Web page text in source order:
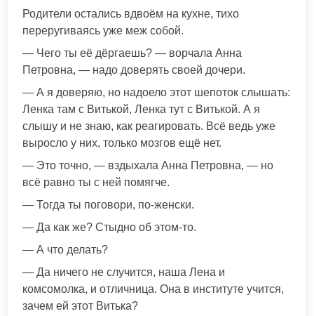
Родители остались вдвоём на кухне, тихо
переругиваясь уже меж собой.
— Чего ты её дёргаешь? — ворчала Анна
Петровна, — надо доверять своей дочери.
— А я доверяю, но надоело этот шепоток слышать:
Ленка там с Витькой, Ленка тут с Витькой. А я
слышу и не знаю, как реагировать. Всё ведь уже
выросло у них, только мозгов ещё нет.
— Это точно, — вздыхала Анна Петровна, — но
всё равно ты с ней помягче.
— Тогда ты поговори, по-женски.
— Да как же? Стыдно об этом-то.
— А что делать?
— Да ничего не случится, наша Лена и
комсомолка, и отличница. Она в институте учится,
зачем ей этот Витька?